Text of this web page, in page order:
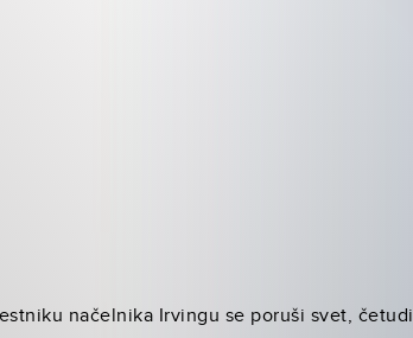
načelnika Irvingu se poruši svet, četudi